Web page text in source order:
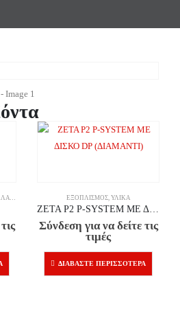
ΕΞΟΠΛΙΣΜΌΣ, ΥΛΙΚΆ
ZETA P2 P-SYSTEM ΜΕ ΔΙΣΚΟ DP (ΔΙΑΜΑΝΤΙ)
Σύνδεση για να δείτε τις
τιμές
ΔΙΑΒΆΣΤΕ ΠΕΡΙΣΣΌΤΕΡΑ